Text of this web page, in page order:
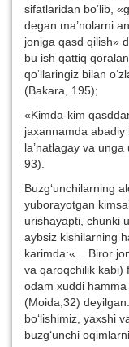
sifatlaridan bo‘lib,
degan ma’nolarni
joniga qasd qilish»
bu ish qattiq
qo‘llaringiz bilan
(Bakara, 195);
«Kimda-kim
jaxannamda abadiy
la’natlagay va
93).
Buzg‘unchilarning
yuborayotgan
urishayapti, chunki
aybsiz kishilarning
karimda:«... Biror
va qaroqchilik kabi)
odam xuddi hamma
(Moida,32)
bo‘lishimiz, yaxshi
buzg‘unchi